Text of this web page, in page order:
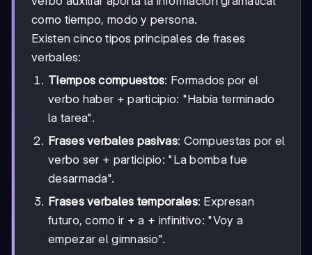
como tiempo, modo y persona.
Existen cinco tipos principales de frases
verbales:
Tiempos compuestos: Formados por el
verbo haber + participio: "Había terminado
la tarea".
Frases verbales pasivas: Compuestas por el
verbo ser + participio: "La bomba fue
desarmada".
Frases verbales temporales: Expresan
futuro, como ir + a + infinitivo: "Voy a
empezar el gimnasio".